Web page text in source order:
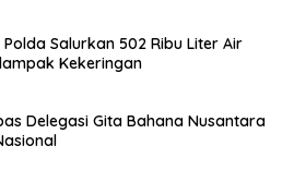
Salurkan 502 Ribu Liter Air
Kekeringan
Delegasi Gita Bahana Nusantara